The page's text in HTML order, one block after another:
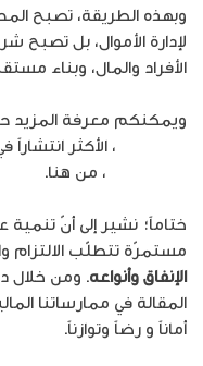
وبهذه الطريقة، تصبح
لإدارة الأموال، بل تصبح
الأفراد والمال، وبناء
ويمكنكم معرفة المزيد
، الأكثر
، من هنا.
ختاماً؛ نشير إلى أنّ
مستمرّة تتطلّب الالتزام
الإنفاق وأنواعه. ومن خلال
المقالة في ممارساتنا
أماناً و رضاً وتوازناً.